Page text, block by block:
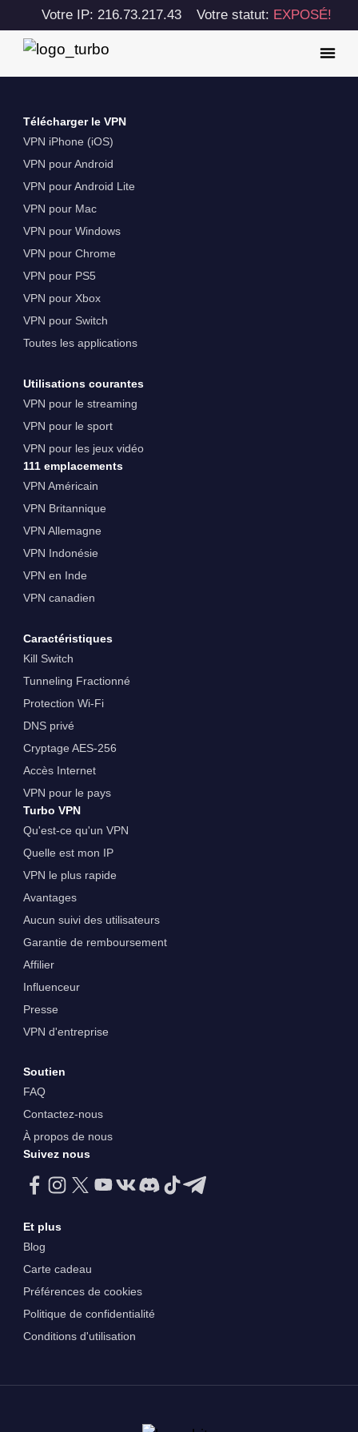
Votre IP: 216.73.217.43 Votre statut: EXPOSÉ!
Télécharger le VPN
VPN iPhone (iOS)
VPN pour Android
VPN pour Android Lite
VPN pour Mac
VPN pour Windows
VPN pour Chrome
VPN pour PS5
VPN pour Xbox
VPN pour Switch
Toutes les applications
Utilisations courantes
VPN pour le streaming
VPN pour le sport
VPN pour les jeux vidéo
111 emplacements
VPN Américain
VPN Britannique
VPN Allemagne
VPN Indonésie
VPN en Inde
VPN canadien
Caractéristiques
Kill Switch
Tunneling Fractionné
Protection Wi-Fi
DNS privé
Cryptage AES-256
Accès Internet
VPN pour le pays
Turbo VPN
Qu'est-ce qu'un VPN
Quelle est mon IP
VPN le plus rapide
Avantages
Aucun suivi des utilisateurs
Garantie de remboursement
Affilier
Influenceur
Presse
VPN d'entreprise
Soutien
FAQ
Contactez-nous
À propos de nous
Suivez nous
Et plus
Blog
Carte cadeau
Préférences de cookies
Politique de confidentialité
Conditions d'utilisation